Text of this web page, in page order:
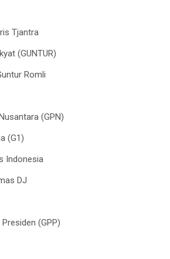
Tjantra
(GUNTUR)
Romli
(GPN)
(G1)
Indonesia
DJ
(GPP)